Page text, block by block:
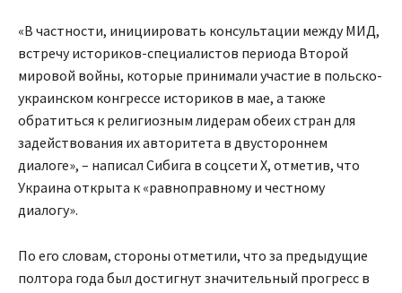
«В частности, инициировать консультации между МИД,
встречу историков-специалистов периода Второй
мировой войны, которые принимали участие в польско-
украинском конгрессе историков в мае, а также
обратиться к религиозным лидерам обеих стран для
задействования их авторитета в двустороннем
диалоге», – написал Сибига в соцсети X, отметив, что
Украина открыта к «равноправному и честному
диалогу».
По его словам, стороны отметили, что за предыдущие
полтора года был достигнут значительный прогресс в